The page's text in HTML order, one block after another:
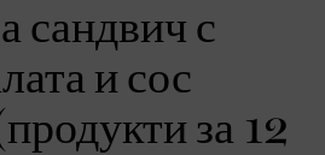
сандвич с
и сос
за 12